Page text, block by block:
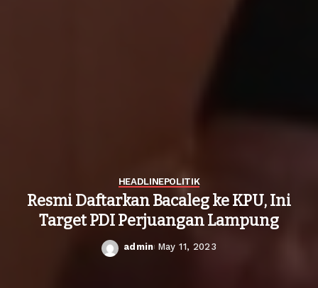
HEADLINEPOLITIK
Resmi Daftarkan Bacaleg ke KPU, Ini
Target PDI Perjuangan Lampung
Posted
admin May 11, 2023